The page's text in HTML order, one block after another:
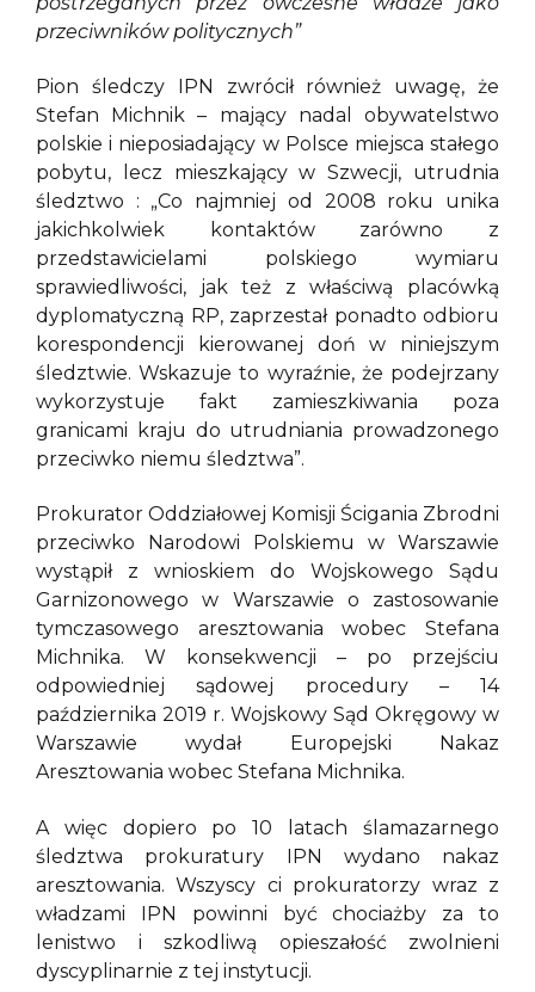
przeciwników politycznych”
Pion śledczy IPN zwrócił również uwagę, że
Stefan Michnik – mający nadal obywatelstwo
polskie i nieposiadający w Polsce miejsca stałego
pobytu, lecz mieszkający w Szwecji, utrudnia
śledztwo : „Co najmniej od 2008 roku unika
jakichkolwiek kontaktów zarówno z
przedstawicielami polskiego wymiaru
sprawiedliwości, jak też z właściwą placówką
dyplomatyczną RP, zaprzestał ponadto odbioru
korespondencji kierowanej doń w niniejszym
śledztwie. Wskazuje to wyraźnie, że podejrzany
wykorzystuje fakt zamieszkiwania poza
granicami kraju do utrudniania prowadzonego
przeciwko niemu śledztwa”.
Prokurator Oddziałowej Komisji Ścigania Zbrodni
przeciwko Narodowi Polskiemu w Warszawie
wystąpił z wnioskiem do Wojskowego Sądu
Garnizonowego w Warszawie o zastosowanie
tymczasowego aresztowania wobec Stefana
Michnika. W konsekwencji – po przejściu
odpowiedniej sądowej procedury – 14
października 2019 r. Wojskowy Sąd Okręgowy w
Warszawie wydał Europejski Nakaz
Aresztowania wobec Stefana Michnika.
A więc dopiero po 10 latach ślamazarnego
śledztwa prokuratury IPN wydano nakaz
aresztowania. Wszyscy ci prokuratorzy wraz z
władzami IPN powinni być chociażby za to
lenistwo i szkodliwą opieszałość zwolnieni
dyscyplinarnie z tej instytucji.